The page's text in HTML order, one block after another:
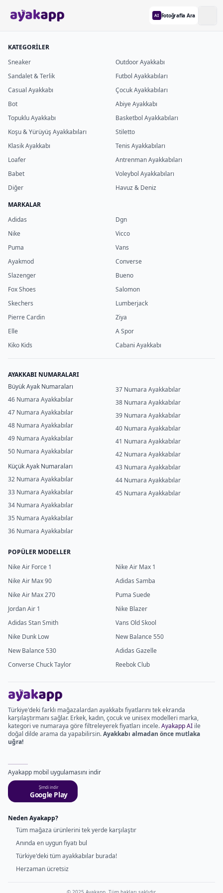
AI Fotoğrafla Ara
KATEGORİLER
Sneaker
Sandalet & Terlik
Casual Ayakkabı
Bot
Topuklu Ayakkabı
Koşu & Yürüyüş Ayakkabıları
Klasik Ayakkabı
Loafer
Babet
Diğer
Outdoor Ayakkabı
Futbol Ayakkabıları
Çocuk Ayakkabıları
Abiye Ayakkabı
Basketbol Ayakkabıları
Stiletto
Tenis Ayakkabıları
Antrenman Ayakkabıları
Voleybol Ayakkabıları
Havuz & Deniz
MARKALAR
Adidas
Nike
Puma
Ayakmod
Slazenger
Fox Shoes
Skechers
Pierre Cardin
Elle
Kiko Kids
Dgn
Vicco
Vans
Converse
Bueno
Salomon
Lumberjack
Ziya
A Spor
Cabani Ayakkabı
AYAKKABI NUMARALARI
Büyük Ayak Numaraları
46 Numara Ayakkabılar
47 Numara Ayakkabılar
48 Numara Ayakkabılar
49 Numara Ayakkabılar
50 Numara Ayakkabılar
Küçük Ayak Numaraları
32 Numara Ayakkabılar
33 Numara Ayakkabılar
34 Numara Ayakkabılar
35 Numara Ayakkabılar
36 Numara Ayakkabılar
37 Numara Ayakkabılar
38 Numara Ayakkabılar
39 Numara Ayakkabılar
40 Numara Ayakkabılar
41 Numara Ayakkabılar
42 Numara Ayakkabılar
43 Numara Ayakkabılar
44 Numara Ayakkabılar
45 Numara Ayakkabılar
POPÜLER MODELLER
Nike Air Force 1
Nike Air Max 90
Nike Air Max 270
Jordan Air 1
Adidas Stan Smith
Nike Dunk Low
New Balance 530
Converse Chuck Taylor
Nike Air Max 1
Adidas Samba
Puma Suede
Nike Blazer
Vans Old Skool
New Balance 550
Adidas Gazelle
Reebok Club
Türkiye'deki farklı mağazalardan ayakkabı fiyatlarını tek ekranda
karşılaştırmanı sağlar. Erkek, kadın, çocuk ve unisex modelleri marka,
kategori ve numaraya göre filtreleyerek fiyatları incele.Ayakapp AI ile
doğal dilde arama da yapabilirsin.Ayakkabı almadan önce mutlaka
uğra!
Ayakapp mobil uygulamasını indir
Şimdi indir
Google Play
Neden Ayakapp?
Tüm mağaza ürünlerini tek yerde karşılaştır
Anında en uygun fiyatı bul
Türkiye'deki tüm ayakkabılar burada!
Herzaman ücretsiz